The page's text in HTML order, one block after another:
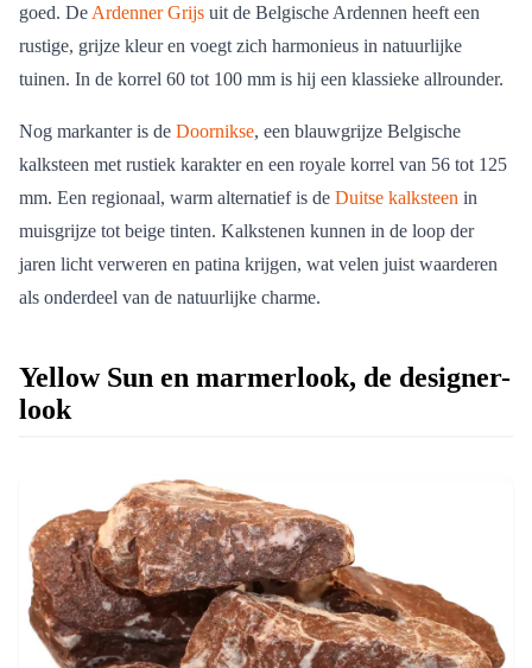
goed. De Ardenner Grijs uit de Belgische Ardennen heeft een
rustige, grijze kleur en voegt zich harmonieus in natuurlijke
tuinen. In de korrel 60 tot 100 mm is hij een klassieke allrounder.
Nog markanter is de Doornikse, een blauwgrijze Belgische
kalksteen met rustiek karakter en een royale korrel van 56 tot 125
mm. Een regionaal, warm alternatief is de Duitse kalksteen in
muisgrijze tot beige tinten. Kalkstenen kunnen in de loop der
jaren licht verweren en patina krijgen, wat velen juist waarderen
als onderdeel van de natuurlijke charme.
Yellow Sun en marmerlook, de designer-
look